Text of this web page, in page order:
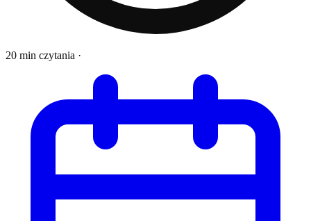
20 min czytania ·